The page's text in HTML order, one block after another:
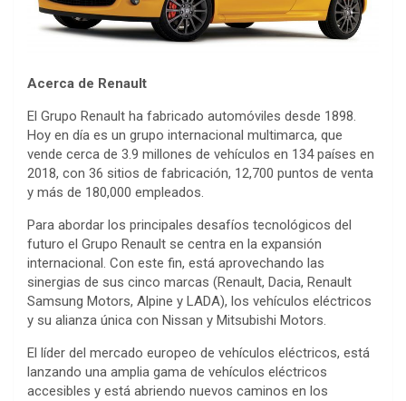
Acerca de Renault
El Grupo Renault ha fabricado automóviles desde 1898.
Hoy en día es un grupo internacional multimarca, que
vende cerca de 3.9 millones de vehículos en 134 países en
2018, con 36 sitios de fabricación, 12,700 puntos de venta
y más de 180,000 empleados.
Para abordar los principales desafíos tecnológicos del
futuro el Grupo Renault se centra en la expansión
internacional. Con este fin, está aprovechando las
sinergias de sus cinco marcas (Renault, Dacia, Renault
Samsung Motors, Alpine y LADA), los vehículos eléctricos
y su alianza única con Nissan y Mitsubishi Motors.
El líder del mercado europeo de vehículos eléctricos, está
lanzando una amplia gama de vehículos eléctricos
accesibles y está abriendo nuevos caminos en los